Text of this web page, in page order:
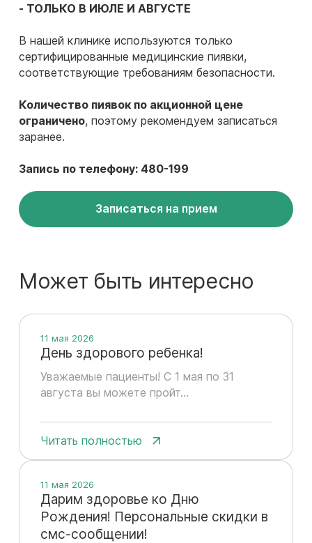
- ТОЛЬКО В ИЮЛЕ И АВГУСТЕ
В нашей клинике используются только
сертифицированные медицинские пиявки,
соответствующие требованиям безопасности.
Количество пиявок по акционной цене
ограничено, поэтому рекомендуем записаться
заранее.
Запись по телефону: 480-199
Записаться на прием
Может быть интересно
День здорового ребенка!
Уважаемые пациенты! С 1 мая по 31
августа вы можете пройт...
11 мая 2026
Читать полностью
Дарим здоровье ко Дню
Рождения! Персональные скидки в
смс-сообщении!
11 мая 2026